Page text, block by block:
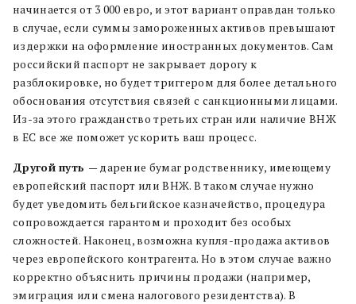
начинается от 3 000 евро, и этот вариант оправдан только
в случае, если суммы замороженных активов превышают
издержки на оформление иностранных документов. Сам
российский паспорт не закрывает дорогу к
разблокировке, но будет триггером для более детального
обоснования отсутствия связей с санкционными лицами.
Из-за этого гражданство третьих стран или наличие ВНЖ
в ЕС все же поможет ускорить ваш процесс.
Другой путь — дарение бумаг родственнику, имеющему
европейский паспорт или ВНЖ. В таком случае нужно
будет уведомить бельгийское казначейство, процедура
сопровождается гарантом и проходит без особых
сложностей. Наконец, возможна купля-продажа активов
через европейского контрагента. Но в этом случае важно
корректно объяснить причины продажи (например,
эмиграция или смена налогового резидентства). В